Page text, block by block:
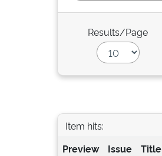
Results/Page
Item hits:
Preview
Issue
Title